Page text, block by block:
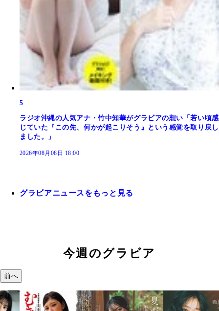
5
ラジオ沖縄の人気アナ・竹中知華がグラビアの想い「若い頃感
じていた『この先、何かが起こりそう』という感覚を取り戻し
ました。」
2026年08月08日 18:00
グラビアニュースをもっと見る
今週のグラビア
前へ